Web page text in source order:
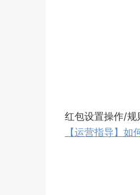
红包设置操作/规
【运营指导】